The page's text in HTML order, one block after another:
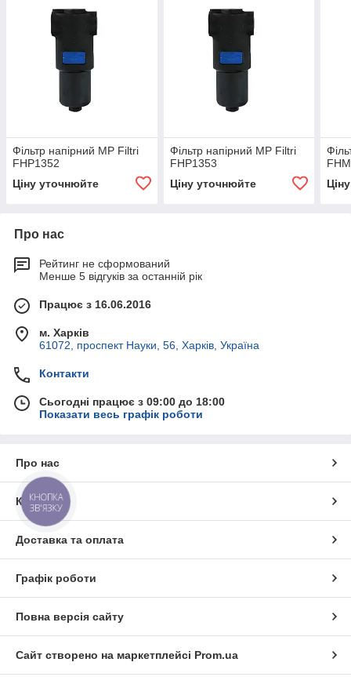
Фільтр напірний MP Filtri
FНР1352
Ціну уточнюйте
Фільтр напірний MP Filtri
FНР1353
Ціну уточнюйте
Про нас
Рейтинг не сформований
Менше 5 відгуків за останній рік
Працює з 16.06.2016
м. Харків
61072, проспект Науки, 56, Харків, Україна
Контакти
Сьогодні працює з 09:00 до 18:00
Показати весь графік роботи
Про нас
Контакти
Доставка та оплата
Графік роботи
Повна версія сайту
Сайт створено на маркетплейсі Prom.ua
КНОПКА
ЗВ'ЯЗКУ